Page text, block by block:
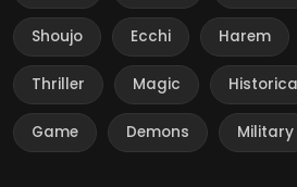
Shoujo Ecchi Harem
Thriller Magic
Game Demons Military